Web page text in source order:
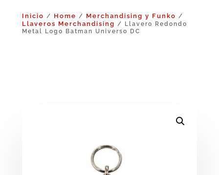
Inicio / Home / Merchandising y Funko /
Llaveros Merchandising / Llavero Redondo
Metal Logo Batman Universo DC